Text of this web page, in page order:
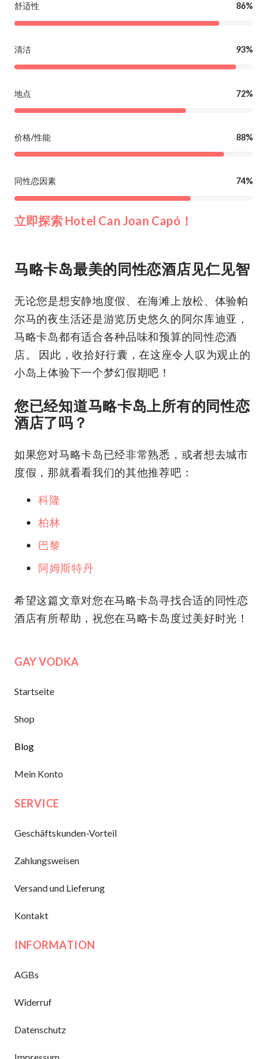
舒适性 86%
清洁 93%
地点 72%
价格/性能 88%
同性恋因素 74%
立即探索 Hotel Can Joan Capó！
马略卡岛最美的同性恋酒店见仁见智
无论您是想安静地度假、在海滩上放松、体验帕
尔马的夜生活还是游览历史悠久的阿尔库迪亚，
马略卡岛都有适合各种品味和预算的同性恋酒
店。 因此，收拾好行囊，在这座令人叹为观止的
小岛上体验下一个梦幻假期吧！
您已经知道马略卡岛上所有的同性恋
酒店了吗？
如果您对马略卡岛已经非常熟悉，或者想去城市
度假，那就看看我们的其他推荐吧：
科隆
柏林
巴黎
阿姆斯特丹
希望这篇文章对您在马略卡岛寻找合适的同性恋
酒店有所帮助，祝您在马略卡岛度过美好时光！
GAY VODKA
Startseite
Shop
Blog
Mein Konto
SERVICE
Geschäftskunden-Vorteil
Zahlungsweisen
Versand und Lieferung
Kontakt
INFORMATION
AGBs
Widerruf
Datenschutz